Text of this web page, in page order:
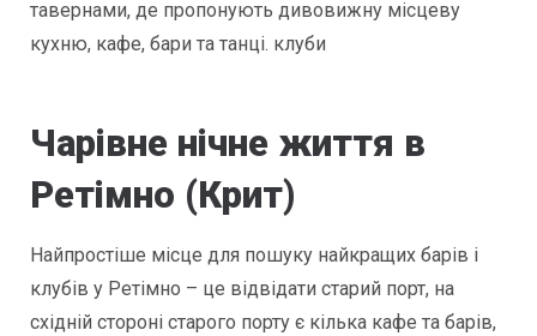
тавернами, де пропонують дивовижну місцеву
кухню, кафе, бари та танці. клуби
Чарівне нічне життя в
Ретімно (Крит)
Найпростіше місце для пошуку найкращих барів і
клубів у Ретімно – це відвідати старий порт, на
східній стороні старого порту є кілька кафе та барів,